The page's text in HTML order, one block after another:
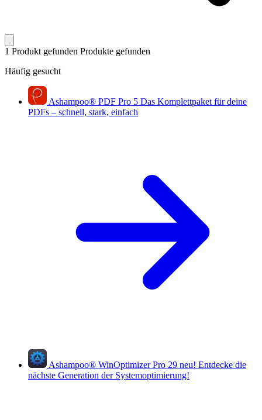
1 Produkt gefunden Produkte gefunden
Häufig gesucht
Ashampoo® PDF Pro 5 Das Komplettpaket für deine
PDFs – schnell, stark, einfach
Ashampoo® WinOptimizer Pro 29 neu! Entdecke die
nächste Generation der Systemoptimierung!